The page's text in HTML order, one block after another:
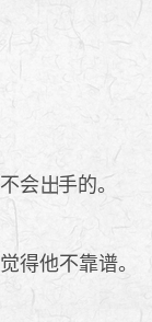
会 手的。
得他不靠谱。